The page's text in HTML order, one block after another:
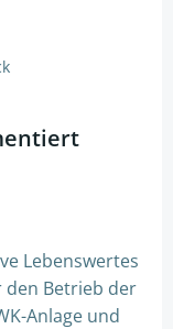
Lebenswertes
den Betrieb der
Anlage und